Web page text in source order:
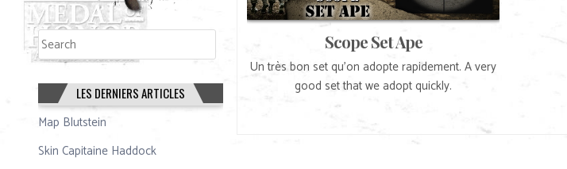
Scope Set Ape
Un très bon set qu’on adopte rapidement. A very
good set that we adopt quickly.
Rechercher
LES DERNIERS ARTICLES
Map Blutstein
Skin Capitaine Haddock